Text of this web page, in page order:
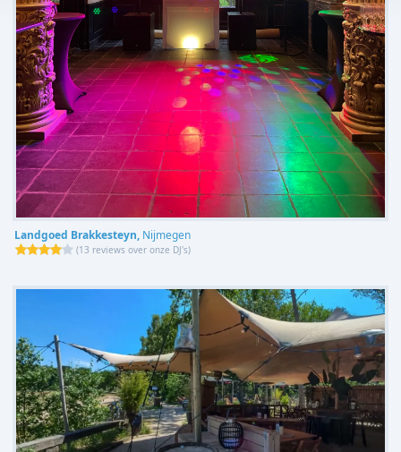
Landgoed Brakkesteyn, Nijmegen
(13 reviews over onze DJ's)